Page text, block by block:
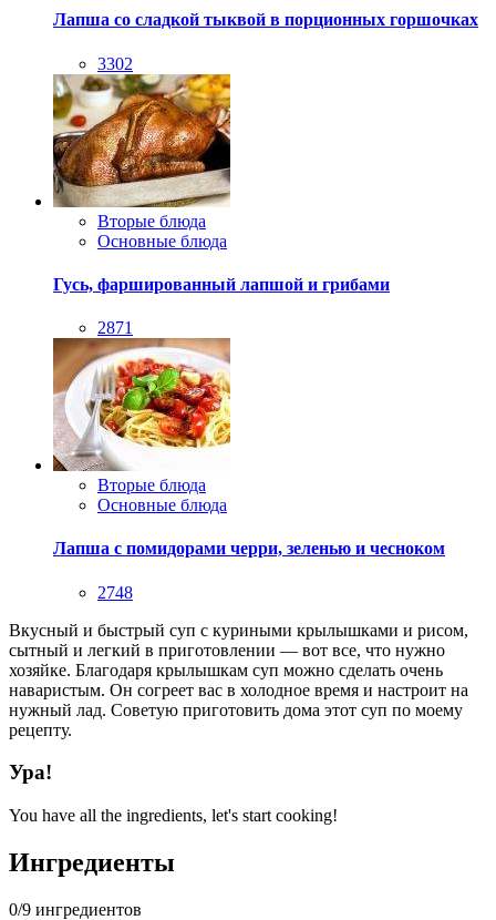
Лапша со сладкой тыквой в порционных горшочках
3302
Вторые блюда
Основные блюда
Гусь, фаршированный лапшой и грибами
2871
Вторые блюда
Основные блюда
Лапша с помидорами черри, зеленью и чесноком
2748
Вкусный и быстрый суп с куриными крылышками и рисом,
сытный и легкий в приготовлении — вот все, что нужно
хозяйке. Благодаря крылышкам суп можно сделать очень
наваристым. Он согреет вас в холодное время и настроит на
нужный лад. Советую приготовить дома этот суп по моему
рецепту.
Ура!
You have all the ingredients, let's start cooking!
Ингредиенты
0/9 ингредиентов